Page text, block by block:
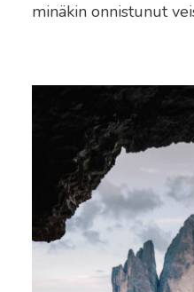
minäkin onnistunut